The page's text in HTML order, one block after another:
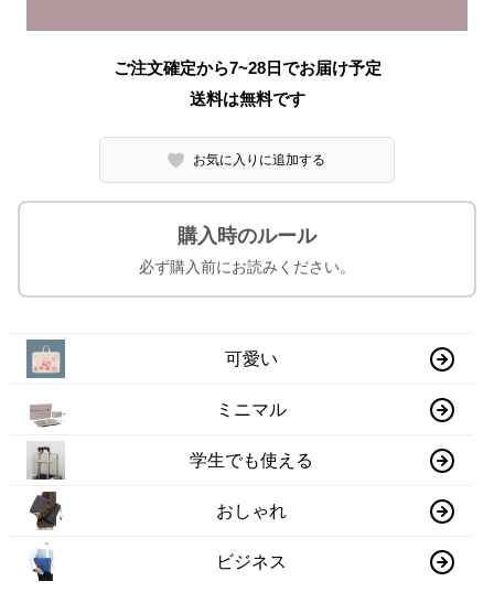
ご注文確定から7~28日でお届け予定
送料は無料です
お気に入りに追加する
購入時のルール
必ず購入前にお読みください。
可愛い
ミニマル
学生でも使える
おしゃれ
ビジネス